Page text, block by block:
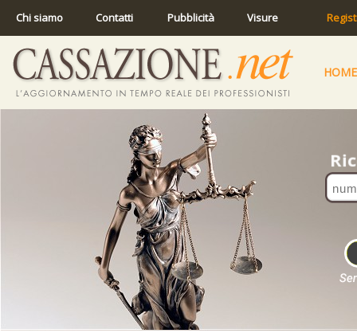
Chi siamo Contatti Pubblicità Visure
HOME